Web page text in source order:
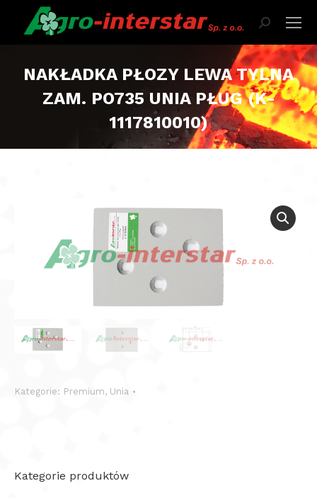
Szukaj:
NAKŁADKA PŁOZY LEWA TYLNA
ZAM. PO735 UNIA PŁUG (K-
1117810010)
Kategorie: Premium, Unia
Kategorie produktów